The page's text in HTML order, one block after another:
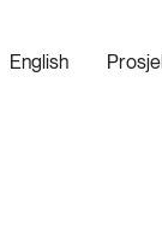
English